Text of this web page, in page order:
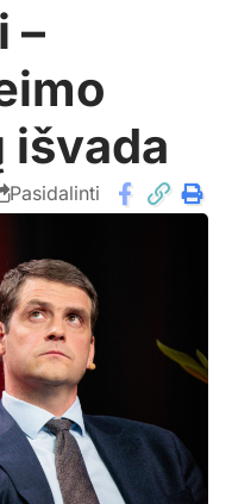
–
išvada
Pasidalinti